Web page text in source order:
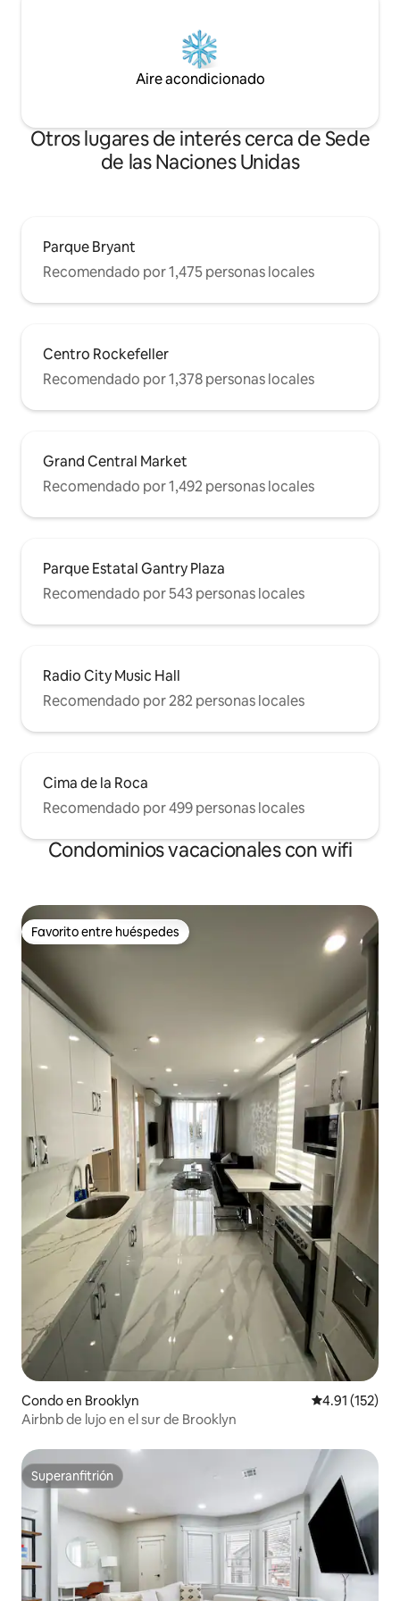
Aire acondicionado
Otros lugares de interés cerca de Sede
de las Naciones Unidas
Parque Bryant
Recomendado por 1,475 personas locales
Centro Rockefeller
Recomendado por 1,378 personas locales
Grand Central Market
Recomendado por 1,492 personas locales
Parque Estatal Gantry Plaza
Recomendado por 543 personas locales
Radio City Music Hall
Recomendado por 282 personas locales
Cima de la Roca
Recomendado por 499 personas locales
Condominios vacacionales con wifi
Favorito entre huéspedes
Favorito entre huéspedes
Condo en Brooklyn Calificación
4.91 (152)
Airbnb de lujo en el sur de Brooklyn
Superanfitrión
Superanfitrión